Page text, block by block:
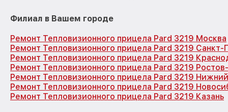
Филиал в Вашем городе
Ремонт Тепловизионного прицела Pard 3219 Москва
Ремонт Тепловизионного прицела Pard 3219 Санкт-
Ремонт Тепловизионного прицела Pard 3219
Ремонт Тепловизионного прицела Pard 3219
Ремонт Тепловизионного прицела Pard 3219
Ремонт Тепловизионного прицела Pard 3219
Ремонт Тепловизионного прицела Pard 3219 Казань